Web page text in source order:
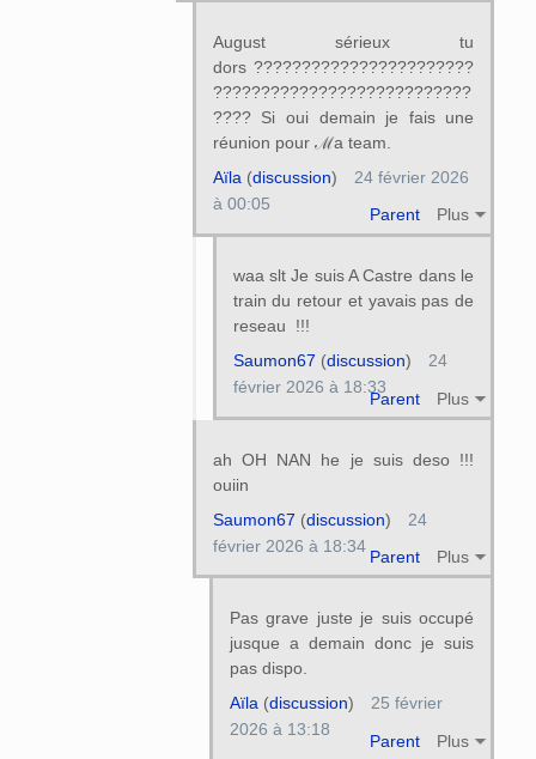
August sérieux tu
dors ???????????????????????
???????????????????????????
???? Si oui demain je fais une
réunion pour ℳa team.
Parent Plus
Aïla (discussion)
24 février 2026
à 00:05
waa slt Je suis A Castre dans le
train du retour et yavais pas de
reseau !!!
Parent Plus
Saumon67 (discussion)
24
février 2026 à 18:33
ah OH NAN he je suis deso !!!
ouiin
Parent Plus
Saumon67 (discussion)
24
février 2026 à 18:34
Pas grave juste je suis occupé
jusque a demain donc je suis
pas dispo.
Parent Plus
Aïla (discussion)
25 février
2026 à 13:18